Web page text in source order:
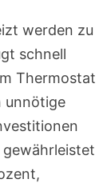
werden zu
schnell
Thermostat
unnötige
gewährleistet